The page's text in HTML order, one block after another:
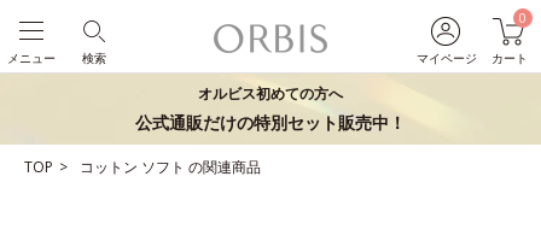
マイページ
0
カート
検索
メニュー
オルビス初めての方へ
公式通販だけの特別セット販売中！
TOP コットン ソフト の関連商品